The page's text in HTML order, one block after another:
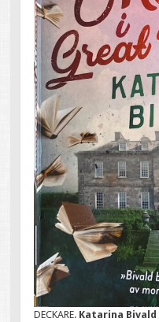
DECKARE. Katarina Bivald